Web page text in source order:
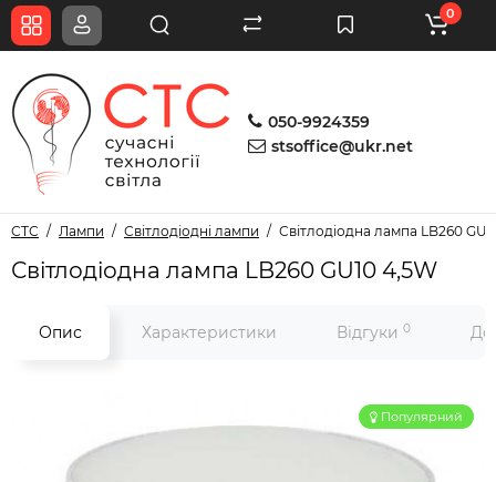
050-9924359
stsoffice@ukr.net
0
СТС Лампи Світлодіодні лампи Світлодіодна лампа LB260
Світлодіодна лампа LB260 GU10 4,5W
Опис Характеристики Відгуки 0
Популярний